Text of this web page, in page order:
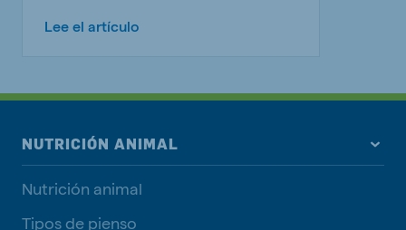
Lee el artículo
NUTRICIÓN ANIMAL
Nutrición animal
Tipos de pienso